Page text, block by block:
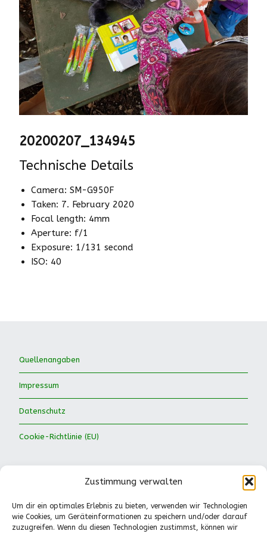
Zustimmung verwalten
Um dir ein optimales Erlebnis zu bieten, verwenden wir Technologien
wie Cookies, um Geräteinformationen zu speichern und/oder darauf
zuzugreifen. Wenn du diesen Technologien zustimmst, können wir
20200207_134945
Technische Details
Camera: SM-G950F
Taken: 7. February 2020
Focal length: 4mm
Aperture: f/1
Exposure: 1/131 second
ISO: 40
Quellenangaben
Impressum
Datenschutz
Cookie-Richtlinie (EU)
Waldkinder Ismaning e.V.